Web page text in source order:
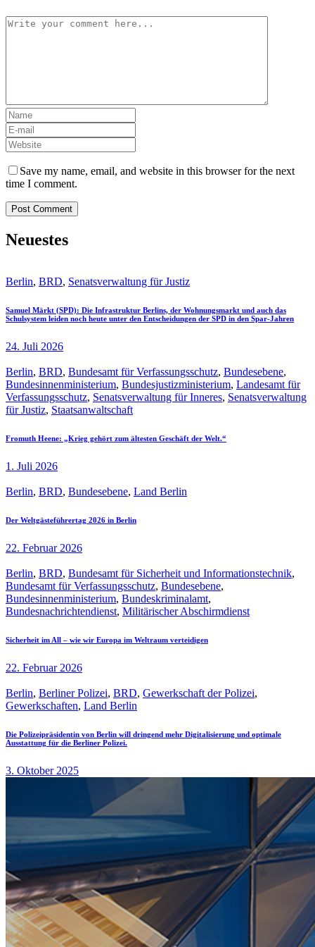
Save my name, email, and website in this browser for the next
time I comment.
Neuestes
Berlin, BRD, Senatsverwaltung für Justiz
Samuel Märkt (SPD): Die Infrastruktur Berlins, der Wohnungsmarkt und auch das
Schulsystem leiden noch heute unter den Entscheidungen der SPD in den Spar-Jahren
24. Juli 2026
Berlin, BRD, Bundesamt für Verfassungsschutz, Bundesebene,
Bundesinnenministerium, Bundesjustizministerium, Landesamt für
Verfassungsschutz, Senatsverwaltung für Inneres, Senatsverwaltung
für Justiz, Staatsanwaltschaft
Fromuth Heene: „Krieg gehört zum ältesten Geschäft der Welt.“
1. Juli 2026
Berlin, BRD, Bundesebene, Land Berlin
Der Weltgästeführertag 2026 in Berlin
22. Februar 2026
Berlin, BRD, Bundesamt für Sicherheit und Informationstechnik,
Bundesamt für Verfassungsschutz, Bundesebene,
Bundesinnenministerium, Bundeskriminalamt,
Bundesnachrichtendienst, Militärischer Abschirmdienst
Sicherheit im All – wie wir Europa im Weltraum verteidigen
22. Februar 2026
Berlin, Berliner Polizei, BRD, Gewerkschaft der Polizei,
Gewerkschaften, Land Berlin
Die Polizeipräsidentin von Berlin will dringend mehr Digitalisierung und optimale
Ausstattung für die Berliner Polizei.
3. Oktober 2025